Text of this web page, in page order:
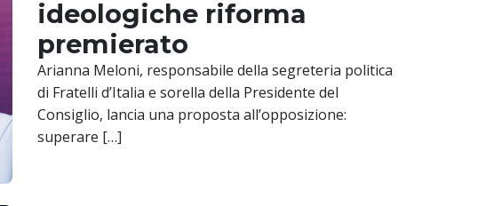
ideologiche riforma
premierato
Arianna Meloni, responsabile della segreteria politica
di Fratelli d’Italia e sorella della Presidente del
Consiglio, lancia una proposta all’opposizione:
superare […]